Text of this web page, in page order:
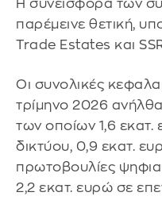
Η συνεισφορά των
παρέμεινε θετική,
Trade Estates και
Οι συνολικές
τρίμηνο 2026
των οποίων 1,6
δικτύου, 0,9 εκατ.
πρωτοβουλίες
2,2 εκατ. ευρώ σε